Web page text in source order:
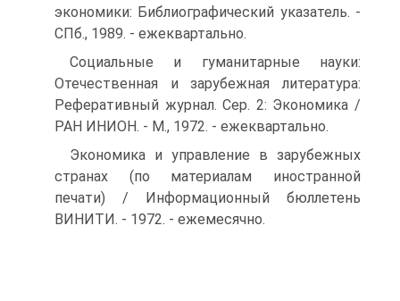
экономики: Библиографический указатель. -
СПб., 1989. - ежеквартально.
Социальные и гуманитарные науки:
Отечественная и зарубежная литература:
Реферативный журнал. Сер. 2: Экономика /
РАН ИНИОН. - М., 1972. - ежеквартально.
Экономика и управление в зарубежных
странах (по материалам иностранной
печати) / Информационный бюллетень
ВИНИТИ. - 1972. - ежемесячно.